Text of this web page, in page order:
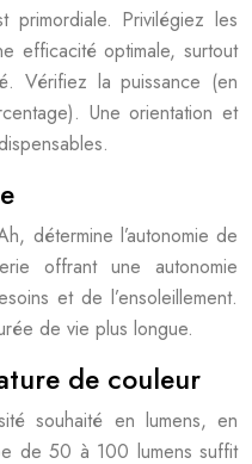
primordiale. Privilégiez les
efficacité optimale, surtout
Vérifiez la puissance (en
Une orientation et
détermine l’autonomie de
offrant une autonomie
et de l’ensoleillement.
de vie plus longue.
de couleur
souhaité en lumens, en
de 50 à 100 lumens suffit